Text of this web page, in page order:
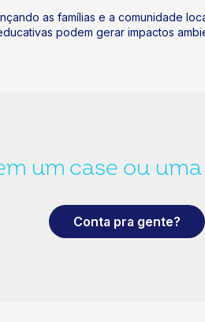
as famílias e a comunidade
podem gerar impactos
um case ou
Conta pra gente?